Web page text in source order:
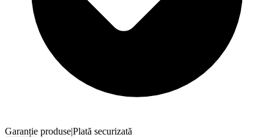
Garanție produse|Plată securizată